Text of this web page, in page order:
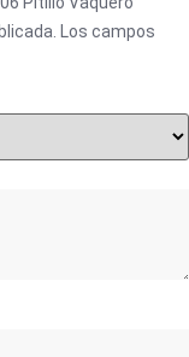
Los campos